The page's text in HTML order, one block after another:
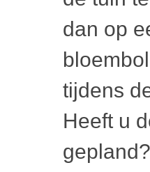
dan op
tijdens
Heeft u